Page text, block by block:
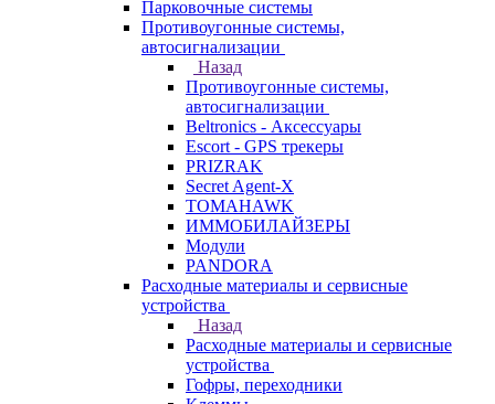
Парковочные системы
Противоугонные системы,
автосигнализации
Назад
Противоугонные системы,
автосигнализации
Beltronics - Аксессуары
Escort - GPS трекеры
PRIZRAK
Secret Agent-X
TOMAHAWK
ИММОБИЛАЙЗЕРЫ
Модули
PANDORA
Расходные материалы и сервисные
устройства
Назад
Расходные материалы и сервисные
устройства
Гофры, переходники